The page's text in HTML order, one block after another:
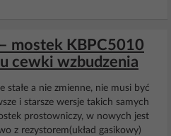
mostek KBPC5010
cewki wzbudzenia
stałe a nie zmienne, nie musi być
i starsze wersje takich samych
prostowniczy, w nowych jest
z rezystorem(układ gasikowy)